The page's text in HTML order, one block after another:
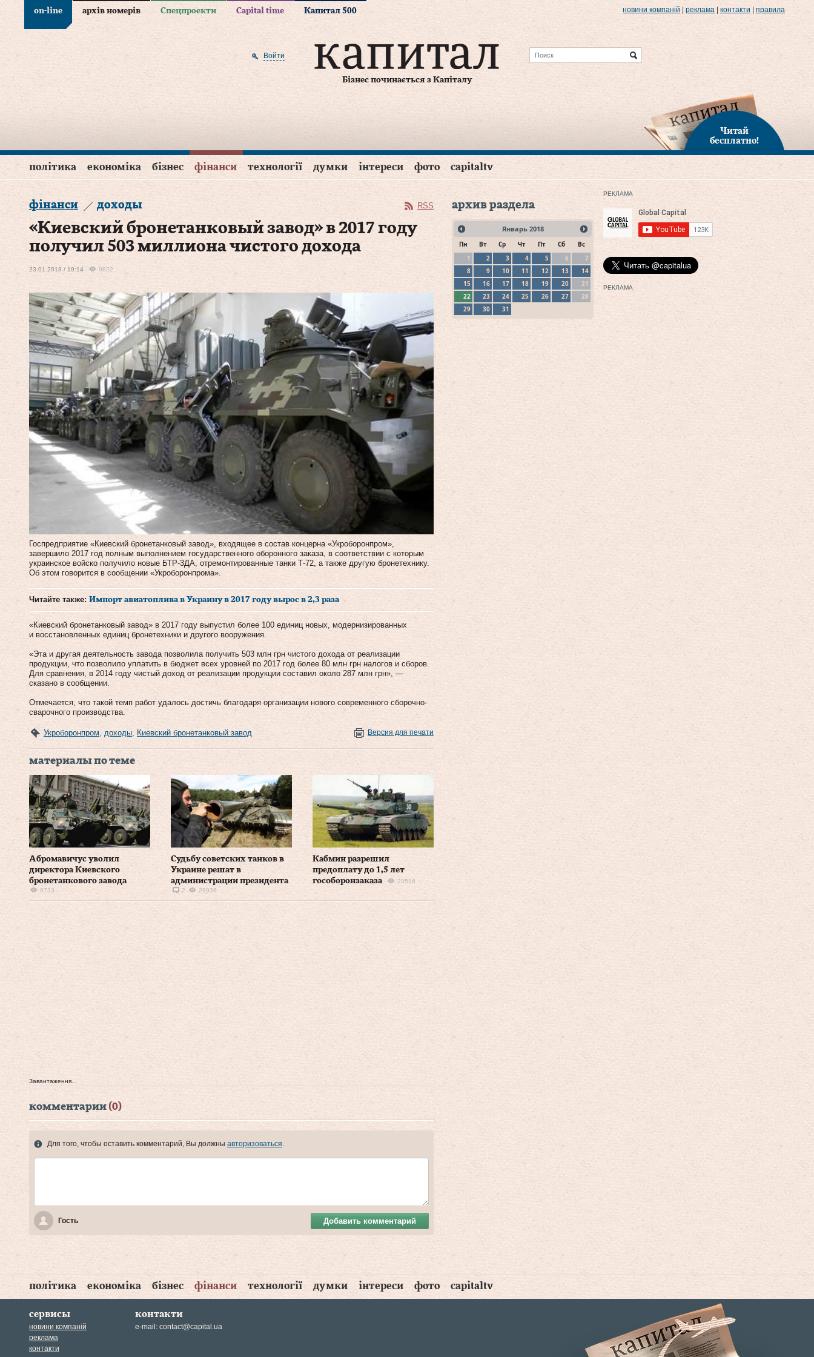
on-line архів номерів Спецпроекти Capital time Капитал 500 новини компаній реклама контакти правила
Бізнес починається з Капіталу
Войти
Читай
бесплатно!
політика економіка бізнес фінанси технології думки інтереси фото capitaltv
фінанси доходы RSS
«Киевский бронетанковый завод» в 2017 году
получил 503 миллиона чистого дохода
23.01.2018 / 19:14 9822
Госпредприятие «Киевский бронетанковый завод», входящее в состав концерна «Укроборонпром»,
завершило 2017 год полным выполнением государственного оборонного заказа, в соответствии с которым
украинское войско получило новые БТР-3ДА, отремонтированные танки Т-72, а также другую бронетехнику.
Об этом говорится в сообщении «Укроборонпрома».
Читайте также: Импорт авиатоплива в Украину в 2017 году вырос в 2,3 раза
«Киевский бронетанковый завод» в 2017 году выпустил более 100 единиц новых, модернизированных
и восстановленных единиц бронетехники и другого вооружения.
«Эта и другая деятельность завода позволила получить 503 млн грн чистого дохода от реализации
продукции, что позволило уплатить в бюджет всех уровней по 2017 год более 80 млн грн налогов и сборов.
Для сравнения, в 2014 году чистый доход от реализации продукции составил около 287 млн грн», —
сказано в сообщении.
Отмечается, что такой темп работ удалось достичь благодаря организации нового современного сборочно-
сварочного производства.
Укроборонпром доходы Киевский бронетанковый завод Версия для печати
материалы по теме
Абромавичус уволил
директора Киевского
бронетанкового завода
9733
Судьбу советских танков в
Украине решат в
администрации президента
2 28936
Кабмин разрешил
предоплату до 1,5 лет
гособоронзаказа
20516
Завантаження...
комментарии (0)
Для того, чтобы оставить комментарий, Вы должны авторизоваться
Гость Добавить комментарий
архив раздела
Январь 2018
Пн Вт Ср Чт Пт Сб
Вс
1
2 3 4 5 6
7
8
9 10 11 12 13
14
15
16 17 18 19 20
21
22
23 24 25 26 27
28
29
30 31
РЕКЛАМА
РЕКЛАМА
політика економіка бізнес фінанси технології думки інтереси фото capitaltv
сервисы
новини компаній
реклама
контакти
контакти
e-mail: contact@capital.ua